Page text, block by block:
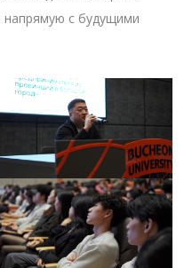
напрямую с будущими